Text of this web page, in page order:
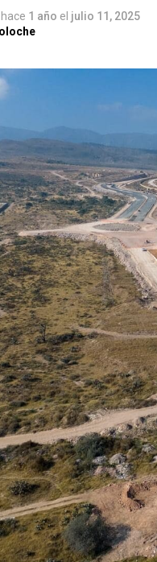
1 año el julio 11, 2025